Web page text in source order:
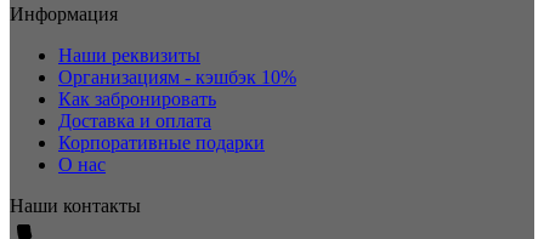
Информация
Наши реквизиты
Организациям - кэшбэк 10%
Как забронировать
Доставка и оплата
Корпоративные подарки
О нас
Наши контакты